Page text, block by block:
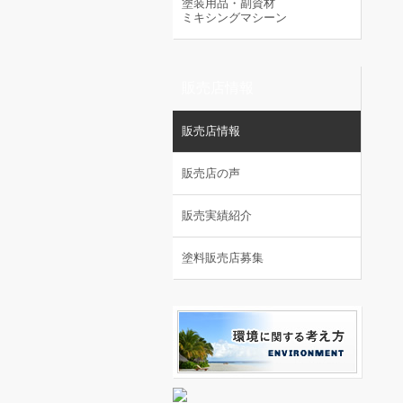
塗装用品・副資材
ミキシングマシーン
販売店情報
販売店の声
販売実績紹介
塗料販売店募集